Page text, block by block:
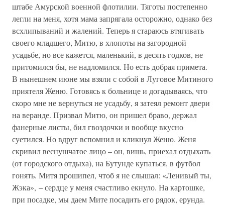
штабе Амурской военной флотилии. Тяготы постепенно
легли на меня, хотя мама запрягала осторожно, однако без
всхлипываний и жалений. Теперь я стараюсь втягивать
своего младшего, Митю, в хлопоты на загородной
усадьбе, но все кажется, маленький, в десять годков, не
притомился бы, не надломился. Но есть добрая примета.
В нынешнем июне мы взяли с собой в Луговое Митиного
приятеля Женю. Готовясь к больнице и догадываясь, что
скоро мне не вернуться не усадьбу, я затеял ремонт двери
на веранде. Призвал Митю, он пришел браво, держал
фанерные листы, бил гвоздочки и вообще вкусно
суетился. Но вдруг вспомнил и кликнул Женю. Женя
скривил веснушчатое лицо – он, вишь, приехал отдыхать
(от городского отдыха), на Бутунде купаться, в футбол
гонять. Митя прошипел, чтоб я не слышал: «Ленивый ты,
Жэка», – сердце у меня счастливо екнуло. На картошке,
при посадке, мы даем Мите посадить его рядок, ерунда.